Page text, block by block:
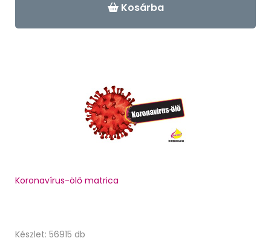
Kosárba
Koronavírus-ölő matrica
Készlet: 56915 db